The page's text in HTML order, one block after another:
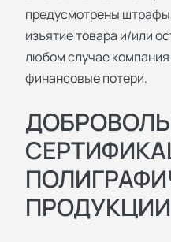
предусмотрены
изъятие товара и/или
любом случае
финансовые потери.
ПРОДУКЦИИ